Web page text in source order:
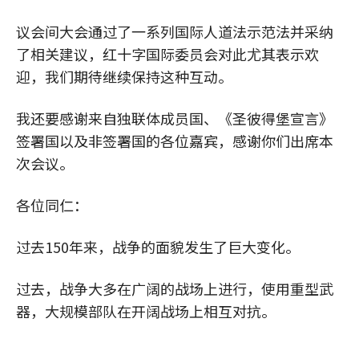
议会间大会通过了一系列国际人道法示范法并采纳
了相关建议，红十字国际委员会对此尤其表示欢
迎，我们期待继续保持这种互动。
我还要感谢来自独联体成员国、《圣彼得堡宣言》
签署国以及非签署国的各位嘉宾，感谢你们出席本
次会议。
各位同仁：
过去150年来，战争的面貌发生了巨大变化。
过去，战争大多在广阔的战场上进行，使用重型武
器，大规模部队在开阔战场上相互对抗。